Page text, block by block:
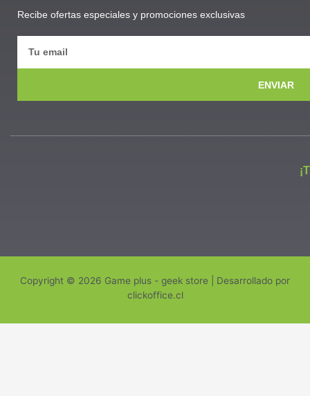
Recibe ofertas especiales y promociones exclusivas
ENVIAR
Copyright © 2026 Game plus - geek store | Desarrollado por
clickoffice.cl